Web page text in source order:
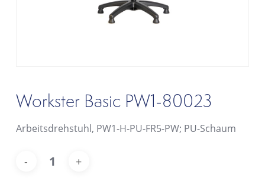
Workster Basic PW1-80023
Arbeitsdrehstuhl, PW1-H-PU-FR5-PW; PU-Schaum